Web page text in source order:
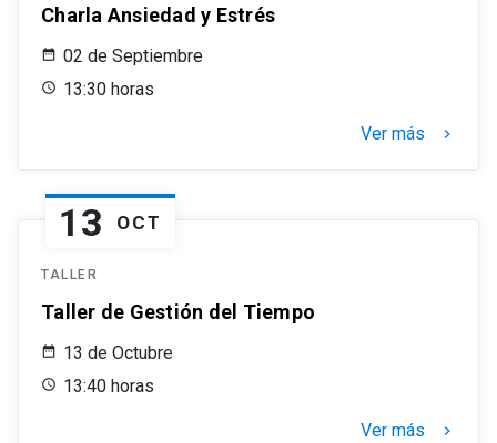
Charla Ansiedad y Estrés
02 de Septiembre
13:30 horas
Ver más keyboard_arrow_right
13 OCT
TALLER
Taller de Gestión del Tiempo
13 de Octubre
13:40 horas
Ver más keyboard_arrow_right